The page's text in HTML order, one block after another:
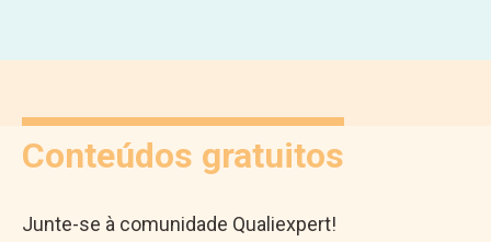
Conteúdos gratuitos
Junte-se à comunidade Qualiexpert!